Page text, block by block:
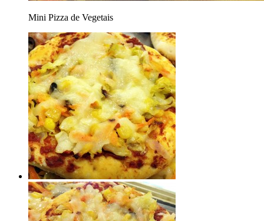
Mini Pizza de Vegetais